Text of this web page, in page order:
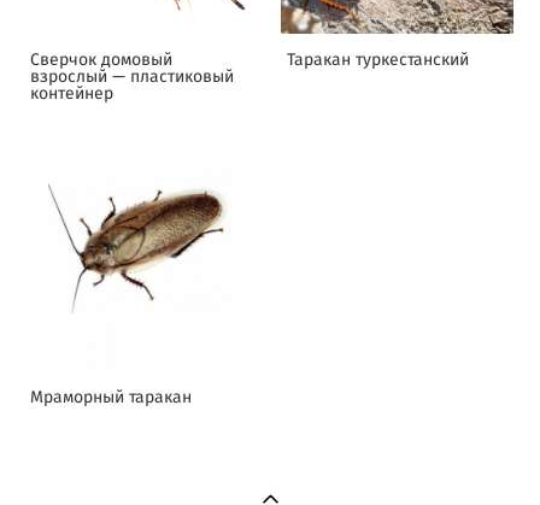
Сверчок домовый
взрослый — пластиковый
контейнер
Таракан туркестанский
Мраморный таракан